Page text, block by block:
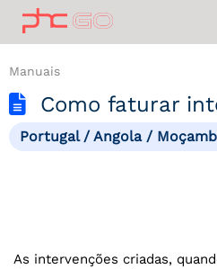
Manuais
Como faturar
Portugal / Angola /
As intervenções criadas,